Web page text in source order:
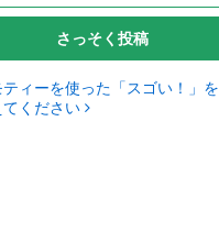
さっそく投稿
ティーを使った「スゴい！」を
てください